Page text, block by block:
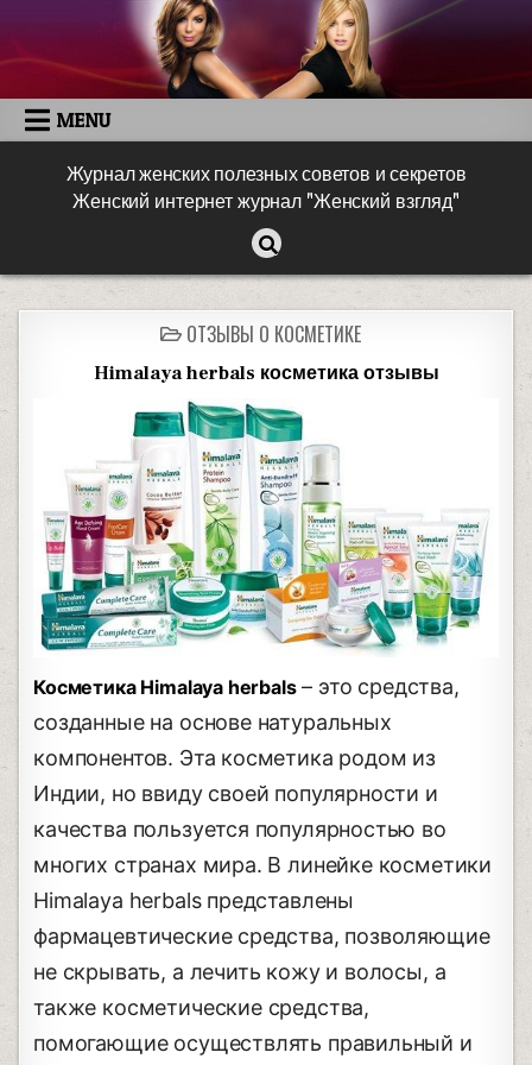
MENU
Журнал женских полезных советов и секретов
Женский интернет журнал "Женский взгляд"
ОТЗЫВЫ О КОСМЕТИКЕ
Himalaya herbals косметика отзывы
Косметика Himalaya herbals– это средства,
созданные на основе натуральных
компонентов. Эта косметика родом из
Индии, но ввиду своей популярности и
качества пользуется популярностью во
многих странах мира. В линейке косметики
Himalaya herbals представлены
фармацевтические средства, позволяющие
не скрывать, а лечить кожу и волосы, а
также косметические средства,
помогающие осуществлять правильный и